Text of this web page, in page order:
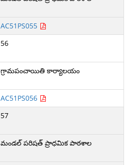
AC51PS055
56
గ్రామపంచాయితి కార్యాలయం
AC51PS056
57
మండల్ పరిషత్ ప్రాధమిక పాఠశాల